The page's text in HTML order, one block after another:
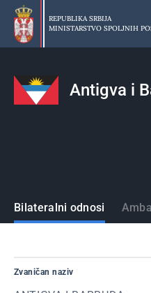
Preskoči
glavni
deo
REPUBLIKA SRBIJA
MINISTARSTVO SPOLJNIH
Antigva i
Države
Bilateralni odnosi
Zvaničan naziv